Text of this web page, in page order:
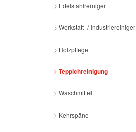
Edelstahlreiniger
Werkstatt- / Industriereiniger
Holzpflege
Teppichreinigung
Waschmittel
Kehrspäne